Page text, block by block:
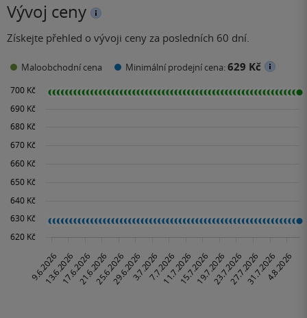
Vývoj ceny
Získejte přehled o vývoji ceny za posledních 60 dní.
Maloobchodní cena Minimální prodejní cena:629 Kč